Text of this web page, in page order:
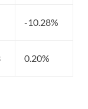
-10.28%
0.20%